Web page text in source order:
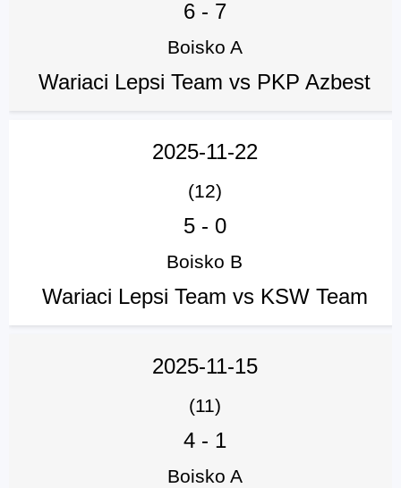
6- 7
Boisko A
Wariaci Lepsi Team vs PKP Azbest
2025-11-22
(12)
5- 0
Boisko B
Wariaci Lepsi Team vs KSW Team
2025-11-15
(11)
4- 1
Boisko A